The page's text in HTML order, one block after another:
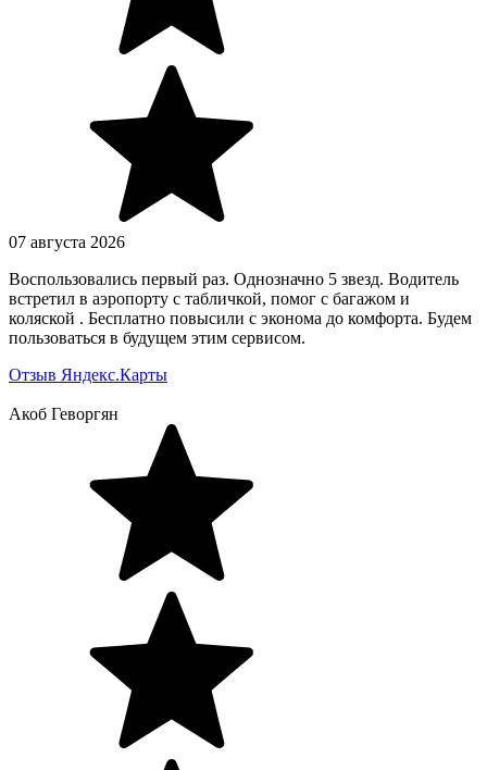
07 августа 2026
Воспользовались первый раз. Однозначно 5 звезд. Водитель
встретил в аэропорту с табличкой, помог с багажом и
коляской . Бесплатно повысили с эконома до комфорта. Будем
пользоваться в будущем этим сервисом.
Отзыв Яндекс.Карты
Акоб Геворгян